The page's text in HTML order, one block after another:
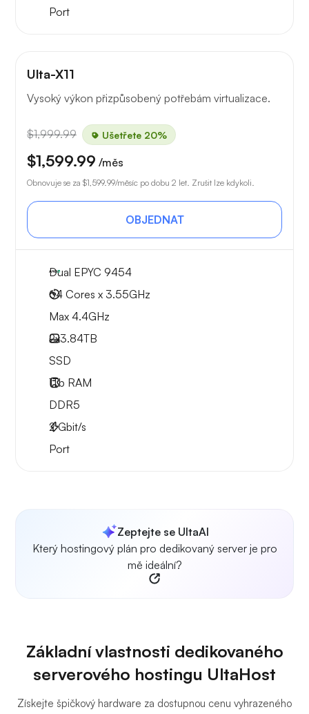
Port
Ulta-X11
Vysoký výkon přizpůsobený potřebám virtualizace.
$1,999.99 Ušetřete 20%
$1,599.99 /měs
Obnovuje se za $1,599.99/měsíc po dobu 2 let. Zrušit lze kdykoli.
OBJEDNAT
Dual EPYC 9454
64 Cores x 3.55GHz
Max 4.4GHz
2x3.84TB
SSD
1Tb RAM
DDR5
2Gbit/s
Port
Zeptejte se UltaAI
Který hostingový plán pro dedikovaný server je pro
mě ideální?
Základní vlastnosti dedikovaného
serverového hostingu UltaHost
Získejte špičkový hardware za dostupnou cenu vyhrazeného